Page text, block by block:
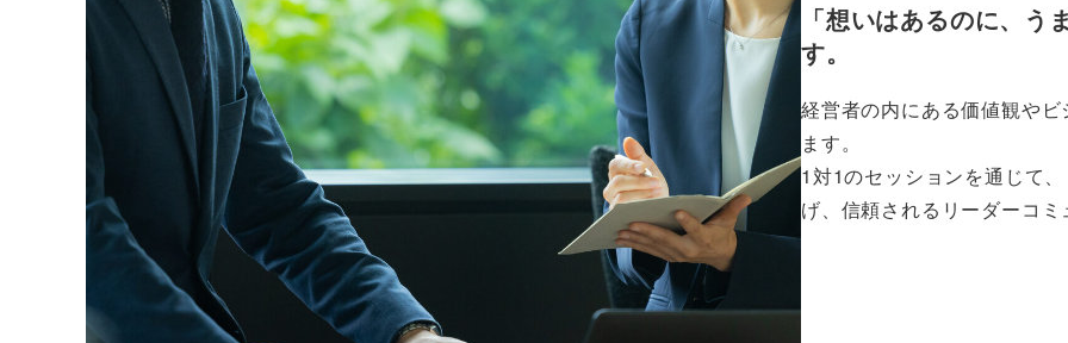
「想いはあるのに、
す。
経営者の内にある価値観や
ます。
1対1のセッションを通じて
げ、信頼されるリーダーコ